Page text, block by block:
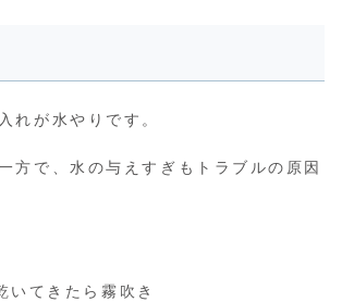
れが水やりです。
方で、水の与えすぎもトラブルの原因
いてきたら霧吹き